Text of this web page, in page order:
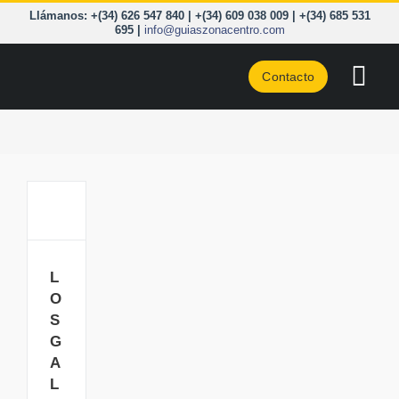
Saltar
contenido
Llámanos: +(34) 626 547 840 | +(34) 609 038 009 | +(34) 685 531
695 |
info@guiaszonacentro.com
Contacto
escaladas
clásicas
L
O
S
G
A
L